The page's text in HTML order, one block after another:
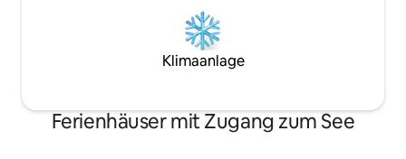
Klimaanlage
Ferienhäuser mit Zugang zum See